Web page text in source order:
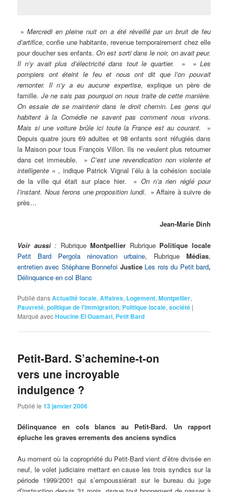
»Mercredi en pleine nuit on a été réveillé par un bruit de feu
d’artifice, confie une habitante, revenue temporairement chez elle
pour doucher ses enfants.On est sorti dans le noir, on avait peur.
Il n’y avait plus d’électricité dans tout le quartier. » » Les
pompiers ont éteint le feu et nous ont dit que l’on pouvait
remonter. Il n’y a eu aucune expertise, explique un père de
famille. Je ne sais pas pourquoi on nous traite de cette manière.
On essaie de se maintenir dans le droit chemin. Les gens qui
habitent à la Comédie ne savent pas comment nous vivons.
Mais si une voiture brûle ici toute la France est au courant.
»
Depuis quatre jours 69 adultes et 98 enfants sont réfugiés dans
la Maison pour tous François Villon. Ils ne veulent plus retourner
dans cet immeuble. » C’est une revendication non violente et
intelligente « , indique Patrick Vignal l’élu à la cohésion sociale
de la ville qui était sur place hier. » On n’a rien réglé pour
l’instant. Nous ferons une proposition lundi. » Affaire à suivre de
près…
Jean-Marie Dinh
Voir aussi: RubriqueMontpellier RubriquePolitique locale
Petit Bard Pergola rénovation urbaine, Rubrique Médias,
entretien avec Stéphane Bonnefoi Justice Les rois du Petit bard,
Délinquance en col Blanc
Publié dansActualité locale,Affaires, Logement,Montpellier,
Pauvreté,politique de l'immigration, Politique locale,société |
Marqué avecHoucine El Ouamari, Petit Bard
Petit-Bard. S’achemine-t-on
vers une incroyable
indulgence ?
Publié le13 janvier 2006
Délinquanceen cols blancs au Petit-Bard.
Un rapport
épluche les graves errements des anciens syndics
Au moment où la copropriété du Petit-Bard vient d’être divisée en
neuf, le volet judiciaire mettant en cause les trois syndics sur la
période 1999/2001 qui s’empoussiérait sur le bureau du juge